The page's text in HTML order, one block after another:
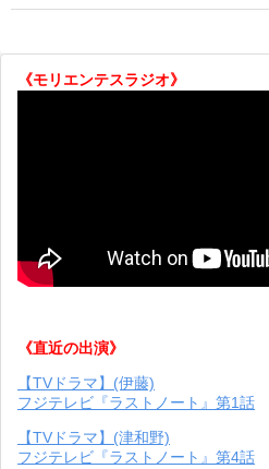
《モリエンテスラジオ》
《直近の出演》
【TVドラマ】(伊藤)
フジテレビ『ラストノート』第1話
【TVドラマ】(津和野)
フジテレビ『ラストノート』第4話